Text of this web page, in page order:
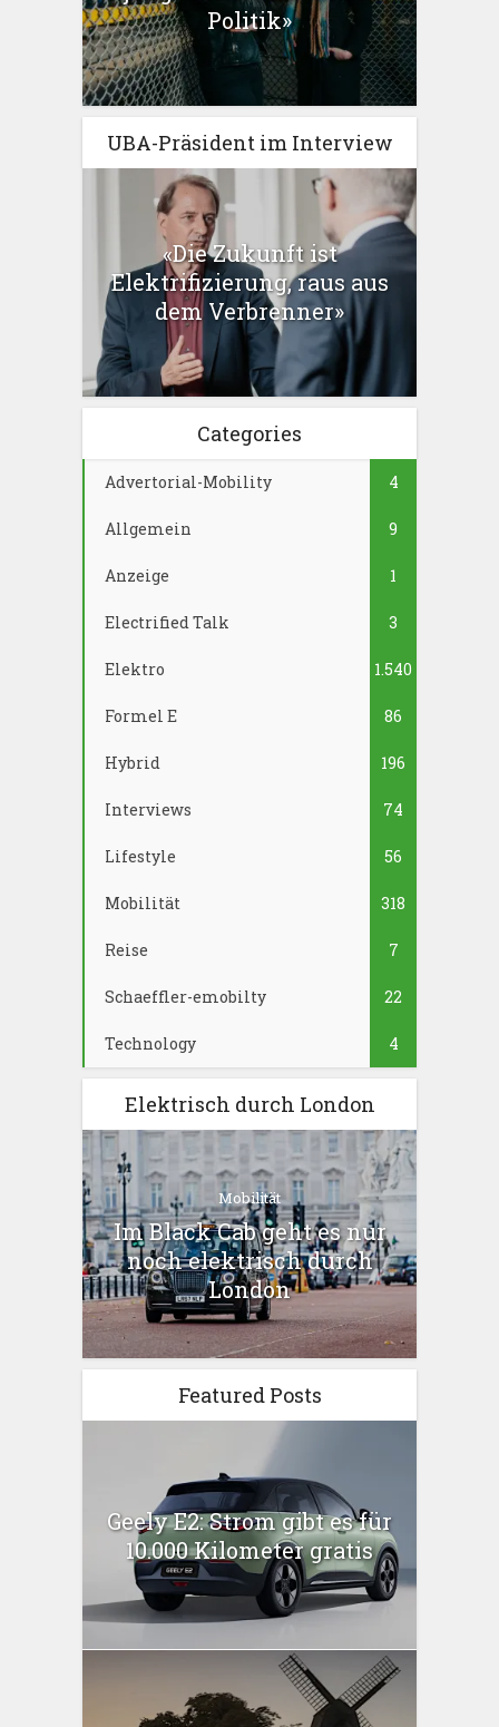
Politik»
UBA-Präsident im Interview
«Die Zukunft ist
Elektrifizierung, raus aus
dem Verbrenner»
Categories
Advertorial-Mobility 4
Allgemein 9
Anzeige 1
Electrified Talk 3
Elektro 1.540
Formel E 86
Hybrid 196
Interviews 74
Lifestyle 56
Mobilität 318
Reise 7
Schaeffler-emobilty 22
Technology 4
Elektrisch durch London
Mobilität
Im Black Cab geht es nur
noch elektrisch durch
London
Featured Posts
Geely E2: Strom gibt es für
10.000 Kilometer gratis